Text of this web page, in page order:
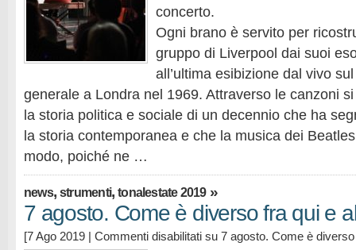
concerto.
Ogni brano è servito per
gruppo di Liverpool dai suoi
all’ultima esibizione dal vivo
generale a Londra nel 1969. Attraverso le canzoni
la storia politica e sociale di un decennio che ha
la storia contemporanea e che la musica dei
modo, poiché ne …
news,strumenti,tonalestate 2019»
7 agosto. Come è diverso fra qui e
[7 Ago 2019 | Commenti disabilitati su 7 agosto. Come è